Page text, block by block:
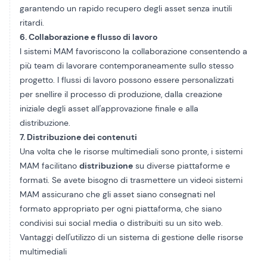
garantendo un rapido recupero degli asset senza inutili
ritardi.
6. Collaborazione e flusso di lavoro
I sistemi MAM favoriscono la collaborazione consentendo a
più team di lavorare contemporaneamente sullo stesso
progetto. I flussi di lavoro possono essere personalizzati
per snellire il processo di produzione, dalla creazione
iniziale degli asset all'approvazione finale e alla
distribuzione.
7. Distribuzione dei contenuti
Una volta che le risorse multimediali sono pronte, i sistemi
MAM facilitano distribuzione su diverse piattaforme e
formati. Se avete bisogno di trasmettere un videoi sistemi
MAM assicurano che gli asset siano consegnati nel
formato appropriato per ogni piattaforma, che siano
condivisi sui social media o distribuiti su un sito web.
Vantaggi dell'utilizzo di un sistema di gestione delle risorse
multimediali